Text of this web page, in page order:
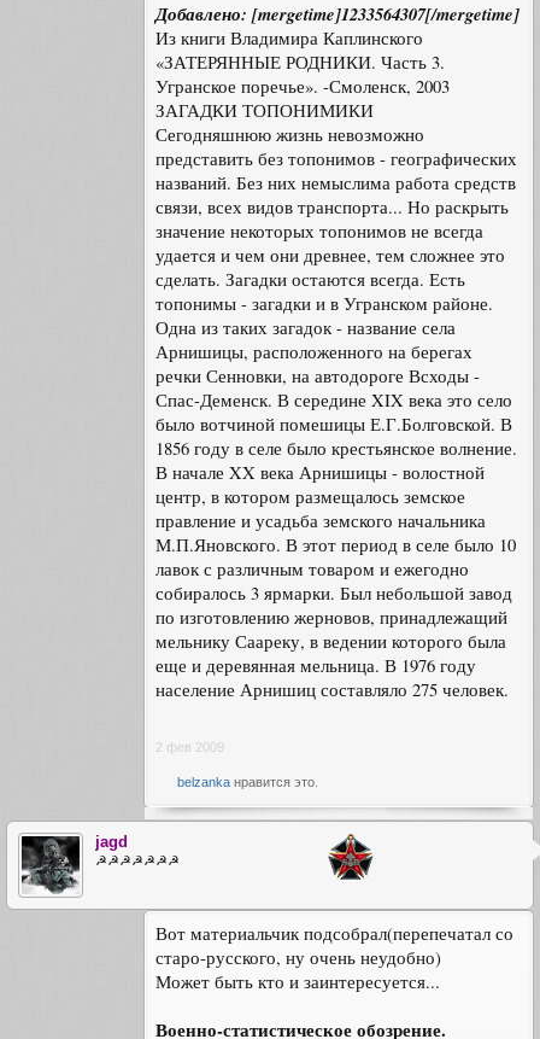
Добавлено: [mergetime]1233564307[/mergetime]
Из книги Владимира Каплинского
«ЗАТЕРЯННЫЕ РОДНИКИ. Часть 3.
Угранское поречье». -Смоленск, 2003
ЗАГАДКИ ТОПОНИМИКИ
Сегодняшнюю жизнь невозможно
представить без топонимов - географических
названий. Без них немыслима работа средств
связи, всех видов транспорта... Но раскрыть
значение некоторых топонимов не всегда
удается и чем они древнее, тем сложнее это
сделать. Загадки остаются всегда. Есть
топонимы - загадки и в Угранском районе.
Одна из таких загадок - название села
Арнишицы, расположенного на берегах
речки Сенновки, на автодороге Всходы -
Спас-Деменск. В середине XIX века это село
было вотчиной помешицы Е.Г.Болговской. В
1856 году в селе было крестьянское волнение.
В начале XX века Арнишицы - волостной
центр, в котором размещалось земское
правление и усадьба земского начальника
М.П.Яновского. В этот период в селе было 10
лавок с различным товаром и ежегодно
собиралось 3 ярмарки. Был небольшой завод
по изготовлению жерновов, принадлежащий
мельнику Саареку, в ведении которого была
еще и деревянная мельница. В 1976 году
население Арнишиц составляло 275 человек.
2 фев 2009
belzankaнравится это.
jagd
☭☭☭☭☭☭☭
Вот материальчик подсобрал(перепечатал со
старо-русского, ну очень неудобно)
Может быть кто и заинтересуется...
Военно-статистическое обозрение.